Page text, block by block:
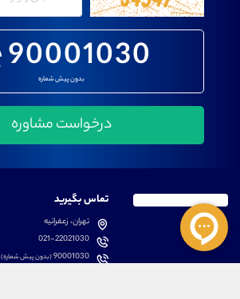
90001030
بدون پیش شماره
تماس بگیرید
تهران، زعفرانیه
021-22021030
90001030(بدون پیش شماره)